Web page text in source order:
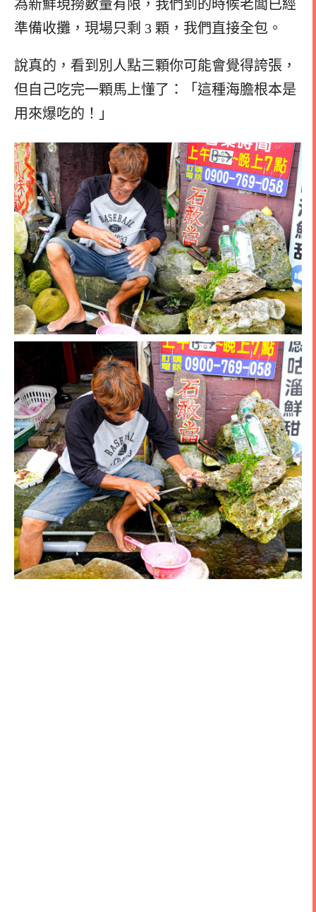
為新鮮現撈數量有限，我們到的時候老闆已經
準備收攤，現場只剩 3 顆，我們直接全包。
說真的，看到別人點三顆你可能會覺得誇張，
但自己吃完一顆馬上懂了：「這種海膽根本是
用來爆吃的！」